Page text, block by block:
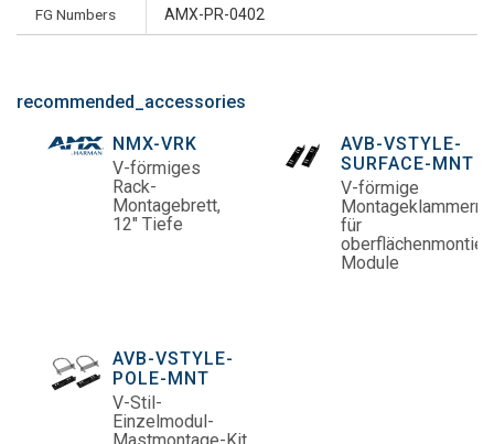
FG Numbers AMX-PR-0402
recommended_accessories
NMX-VRK
V-förmiges
Rack-
Montagebrett,
12" Tiefe
AVB-VSTYLE-
SURFACE-MNT
V-förmige
Montageklammern
für
Module
AVB-VSTYLE-
POLE-MNT
V-Stil-
Einzelmodul-